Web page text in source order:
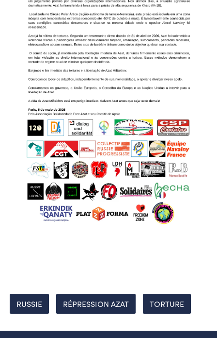
RUSSIE RÉPRESSION AZAT TORTURE